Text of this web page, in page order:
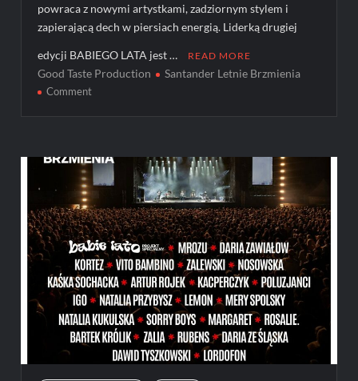
powraca z nowymi artystkami, zadziornym stylem i
zapierającą dech w piersiach energią. Liderką drugiej
edycji BABIEGO LATA jest … READ MORE
Good Taste Production Santander Letnie Brzmienia
Commenton
Brodka
pokazuje
girlsband!